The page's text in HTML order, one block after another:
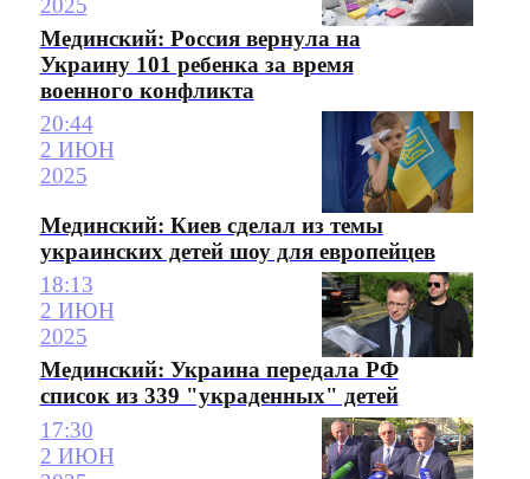
2025
Мединский: Россия вернула на
Украину 101 ребенка за время
военного конфликта
20:44
2 ИЮН
2025
Мединский: Киев сделал из темы
украинских детей шоу для европейцев
18:13
2 ИЮН
2025
Мединский: Украина передала РФ
список из 339 "украденных" детей
17:30
2 ИЮН